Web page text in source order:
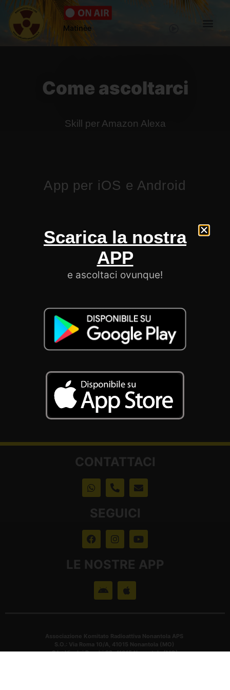
Matinèe
Come ascoltarci
Skill per Amazon Alexa
App per iOS e Android
CONTATTACI
SEGUICI
LE NOSTRE APP
Associazione Komitato Radioattiva Nonantola APS
S.O.: Via Roma 10/A, 41015 Nonantola (MO)
S.L.: Via dei Borghi 32, 41015 Nonantola (MO)
Scarica la nostra
APP
e ascoltaci ovunque!